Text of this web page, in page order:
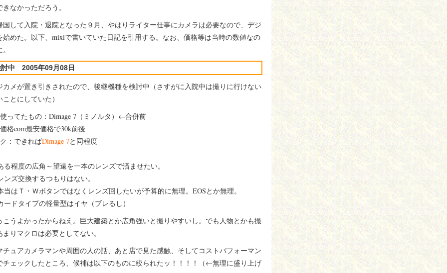
なかっただろう。
して入院・退院となった９月、やはりライター仕事にカメラは必要なので、デジ
始めた。以下、mixiで書いていた日記を引用する。なお、価格等は当時の数値なの
討中 2005年09月08日
メが置き引きされたので、後継機種を検討中（さすがに入院中は撮りに行けない
とにしていた）
ってたもの：Dimage 7（ミノルタ）←合併前
格com最安価格で30k前後
：できればDimage 7と同程度
る程度の広角～望遠を一本のレンズで済ませたい。
ンズ交換するつもりはない。
当はＴ・Ｗボタンではなくレンズ回したいが予算的に無理。EOSとか無理。
ードタイプの軽量型はイヤ（ブレるし）
うよかったからねえ。巨大建築とか広角強いと撮りやすいし。でも人物とかも撮
りマクロは必要としてない。
ュアカメラマンや周囲の人の話、あと店で見た感触、そしてコストパフォーマン
チェックしたところ、候補は以下のものに絞られたッ！！！！（←無理に盛り上げ